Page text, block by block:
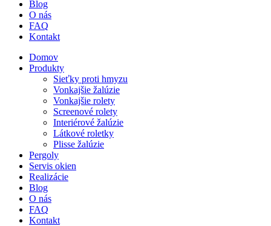
Blog
O nás
FAQ
Kontakt
Domov
Produkty
Sieťky proti hmyzu
Vonkajšie žalúzie
Vonkajšie rolety
Screenové rolety
Interiérové žalúzie
Látkové roletky
Plisse žalúzie
Pergoly
Servis okien
Realizácie
Blog
O nás
FAQ
Kontakt